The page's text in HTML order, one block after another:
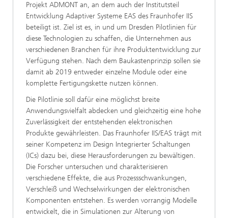
Projekt ADMONT an, an dem auch der Institutsteil
Entwicklung Adaptiver Systeme EAS des Fraunhofer IIS
beteiligt ist. Ziel ist es, in und um Dresden Pilotlinien für
diese Technologien zu schaffen, die Unternehmen aus
verschiedenen Branchen für ihre Produktentwicklung zur
Verfügung stehen. Nach dem Baukastenprinzip sollen sie
damit ab 2019 entweder einzelne Module oder eine
komplette Fertigungskette nutzen können.
Die Pilotlinie soll dafür eine möglichst breite
Anwendungsvielfalt abdecken und gleichzeitig eine hohe
Zuverlässigkeit der entstehenden elektronischen
Produkte gewährleisten. Das Fraunhofer IIS/EAS trägt mit
seiner Kompetenz im Design Integrierter Schaltungen
(ICs) dazu bei, diese Herausforderungen zu bewältigen.
Die Forscher untersuchen und charakterisieren
verschiedene Effekte, die aus Prozessschwankungen,
Verschleiß und Wechselwirkungen der elektronischen
Komponenten entstehen. Es werden vorrangig Modelle
entwickelt, die in Simulationen zur Alterung von